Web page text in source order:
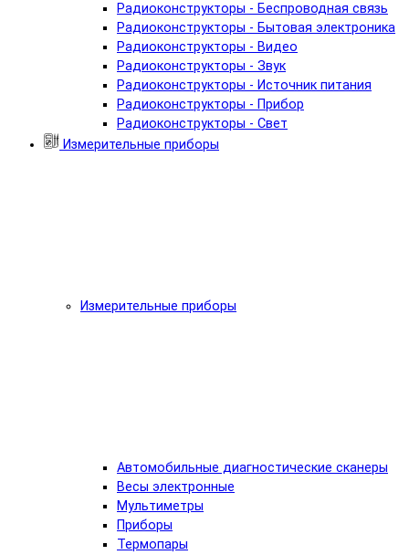
Радиоконструкторы - Беспроводная связь
Радиоконструкторы - Бытовая электроника
Радиоконструкторы - Видео
Радиоконструкторы - Звук
Радиоконструкторы - Источник питания
Радиоконструкторы - Прибор
Радиоконструкторы - Свет
Измерительные приборы
Измерительные приборы
Автомобильные диагностические сканеры
Весы электронные
Мультиметры
Приборы
Термопары